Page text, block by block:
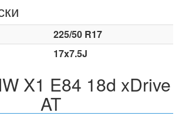
225/50 R17
17x7.5J
X1 E84 18d xDrive
AT